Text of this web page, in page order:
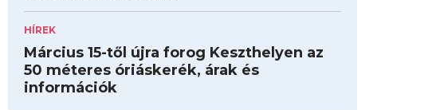
HÍREK
Március 15-től újra forog Keszthelyen az
50 méteres óriáskerék, árak és
információk